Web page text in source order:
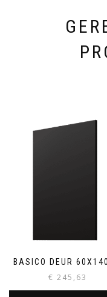
BASICO DEUR
€ 245,63